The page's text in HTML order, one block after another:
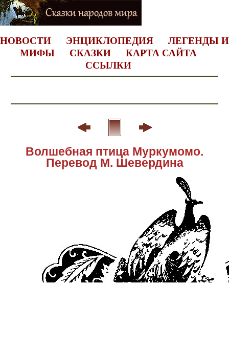
НОВОСТИ ЭНЦИКЛОПЕДИЯ
ЛЕГЕНДЫ И
МИФЫ
СКАЗКИ
КАРТА САЙТА
ССЫЛКИ
Волшебная птица Муркумомо.
Перевод М. Шевердина